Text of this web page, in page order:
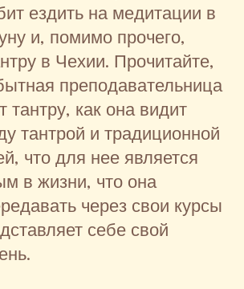
ездить на медитации в
и, помимо прочего,
в Чехии. Прочитайте,
преподавательница
тантру, как она видит
тантрой и традиционной
что для нее является
в жизни, что она
через свои курсы
себе свой